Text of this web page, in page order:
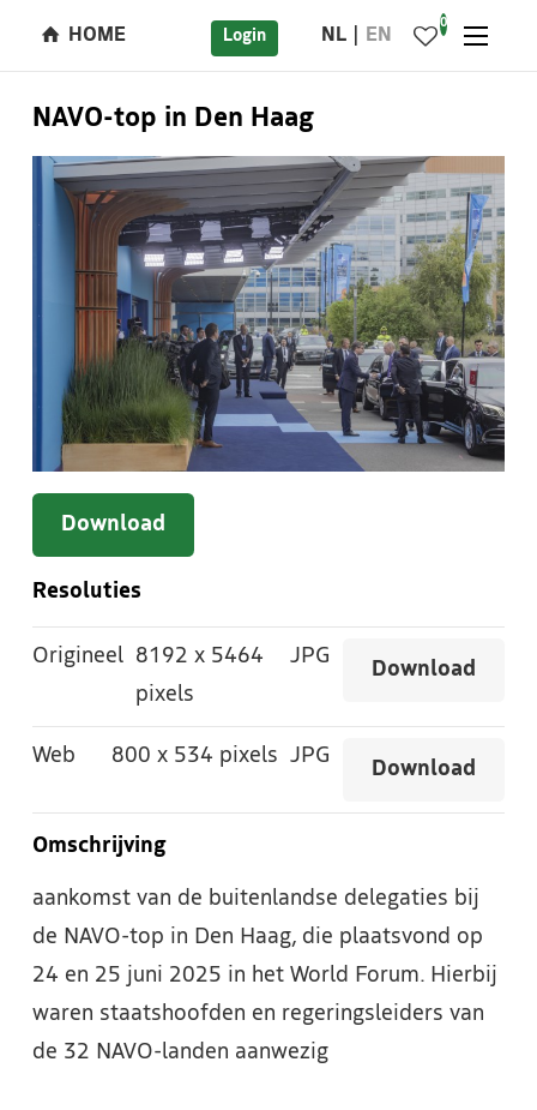
HOME Login NL EN
0
NAVO-top in Den Haag
Download
Resoluties
Origineel 8192 x 5464
pixels
JPG
Download
Web 800 x 534 pixels JPG
Download
Omschrijving
aankomst van de buitenlandse delegaties bij
de NAVO-top in Den Haag, die plaatsvond op
24 en 25 juni 2025 in het World Forum. Hierbij
waren staatshoofden en regeringsleiders van
de 32 NAVO-landen aanwezig